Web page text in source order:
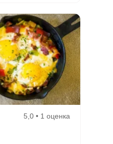
5,0 • 1 оценка